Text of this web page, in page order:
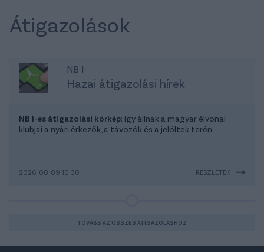
Átigazolások
NB I
Hazai átigazolási hírek
NB I-es átigazolási körkép: így állnak a magyar élvonal
klubjai a nyári érkezők, a távozók és a jelöltek terén.
2026-08-09 10:30 RÉSZLETEK
TOVÁBB AZ ÖSSZES ÁTIGAZOLÁSHOZ